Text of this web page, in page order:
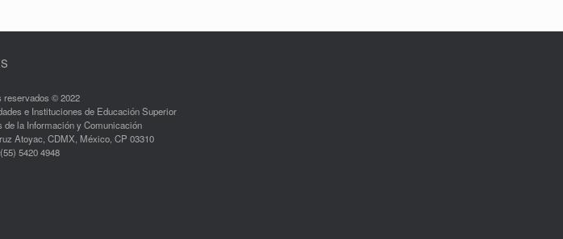
reservados © 2022
e Instituciones de Educación Superior
de la Información y Comunicación
Atoyac, CDMX, México, CP 03310
5420 4948